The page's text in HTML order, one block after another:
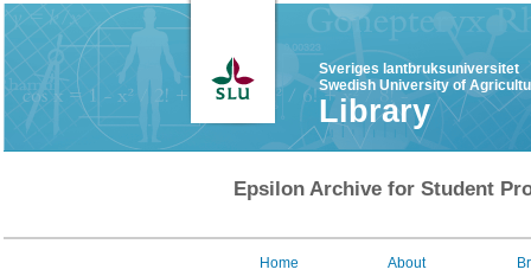
Sveriges lantbruksuniversitet
Swedish University of
Library
Epsilon Archive for Student
Home About